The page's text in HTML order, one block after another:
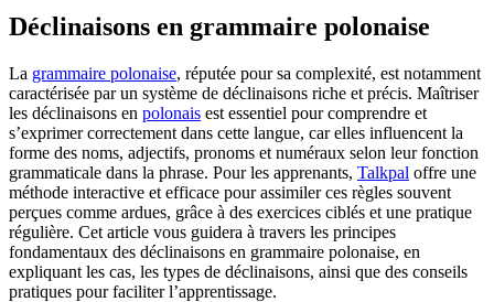
Déclinaisons en grammaire polonaise
La grammaire polonaise, réputée pour sa complexité, est notamment
caractérisée par un système de déclinaisons riche et précis. Maîtriser
les déclinaisons en polonais est essentiel pour comprendre et
s’exprimer correctement dans cette langue, car elles influencent la
forme des noms, adjectifs, pronoms et numéraux selon leur fonction
grammaticale dans la phrase. Pour les apprenants, Talkpal offre une
méthode interactive et efficace pour assimiler ces règles souvent
perçues comme ardues, grâce à des exercices ciblés et une pratique
régulière. Cet article vous guidera à travers les principes
fondamentaux des déclinaisons en grammaire polonaise, en
expliquant les cas, les types de déclinaisons, ainsi que des conseils
pratiques pour faciliter l’apprentissage.